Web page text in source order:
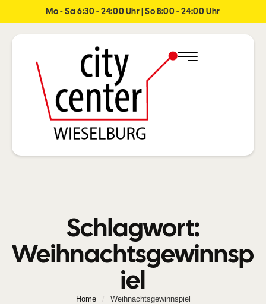
Mo - Sa 6:30 - 24:00 Uhr | So 8:00 - 24:00 Uhr
Schlagwort:
Weihnachtsgewinnsp
iel
Home / Weihnachtsgewinnspiel